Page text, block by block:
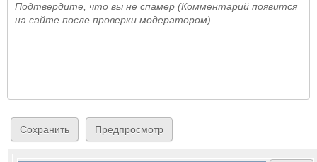
Подтвердите, что вы не спамер (Комментарий появится
на сайте после проверки модератором)